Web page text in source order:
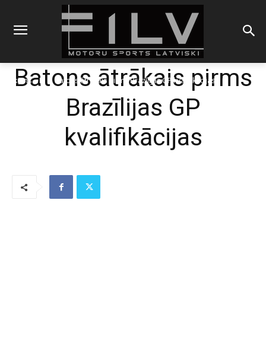
Sākums F1 Batons ātrākais pirms Brazīlijas GP kvalifikācijas
Batons ātrākais pirms
Brazīlijas GP
kvalifikācijas